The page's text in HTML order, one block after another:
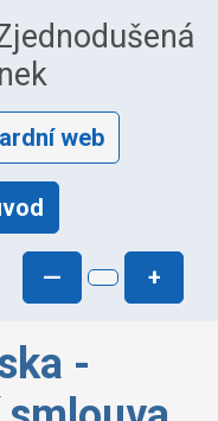
web
— +
-